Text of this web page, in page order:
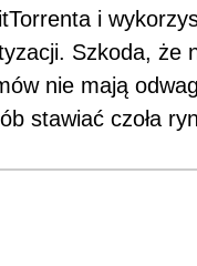
i
Szkoda, że
nie mają
stawiać czoła